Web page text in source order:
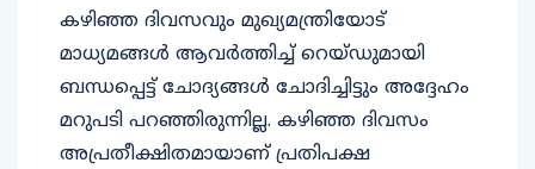
കഴിഞ്ഞ ദിവസവും മുഖ്യമന്ത്രിയോട്
മാധ്യമങ്ങള്‍ ആവര്‍ത്തിച്ച് റെയ്ഡുമായി
ബന്ധപ്പെട്ട് ചോദ്യങ്ങള്‍ ചോദിച്ചിട്ടും അദ്ദേഹം
മറുപടി പറഞ്ഞിരുന്നില്ല. കഴിഞ്ഞ ദിവസം
അപ്രതീക്ഷിതമായാണ് പ്രതിപക്ഷ